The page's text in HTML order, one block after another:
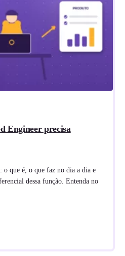
Engineer precisa
que é, o que faz no dia a dia e
dessa função. Entenda no